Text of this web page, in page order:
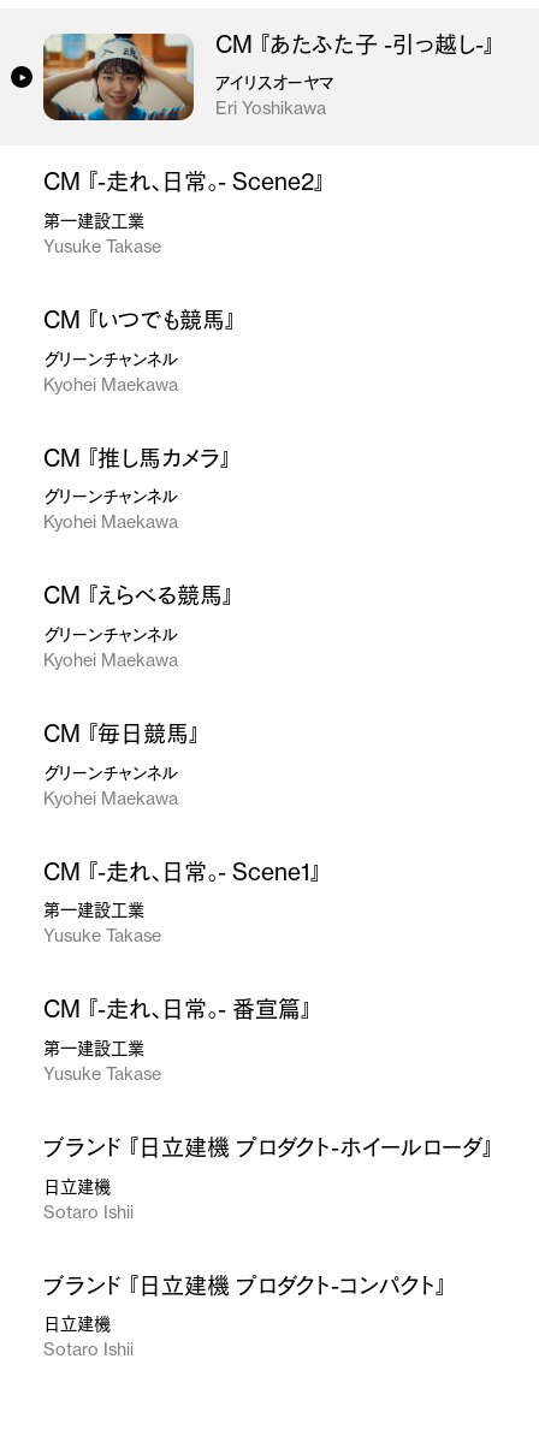
CM 『あたふた子 -引っ越し-』
アイリスオーヤマ
Eri Yoshikawa
CM 『-走れ、日常。- Scene2』
第一建設工業
Yusuke Takase
CM 『いつでも競馬』
グリーンチャンネル
Kyohei Maekawa
CM 『推し馬カメラ』
グリーンチャンネル
Kyohei Maekawa
CM 『えらべる競馬』
グリーンチャンネル
Kyohei Maekawa
CM 『毎日競馬』
グリーンチャンネル
Kyohei Maekawa
CM 『-走れ、日常。- Scene1』
第一建設工業
Yusuke Takase
CM 『-走れ、日常。- 番宣篇』
第一建設工業
Yusuke Takase
ブランド 『日立建機 プロダクト-ホイールローダ』
日立建機
Sotaro Ishii
ブランド 『日立建機 プロダクト-コンパクト』
日立建機
Sotaro Ishii